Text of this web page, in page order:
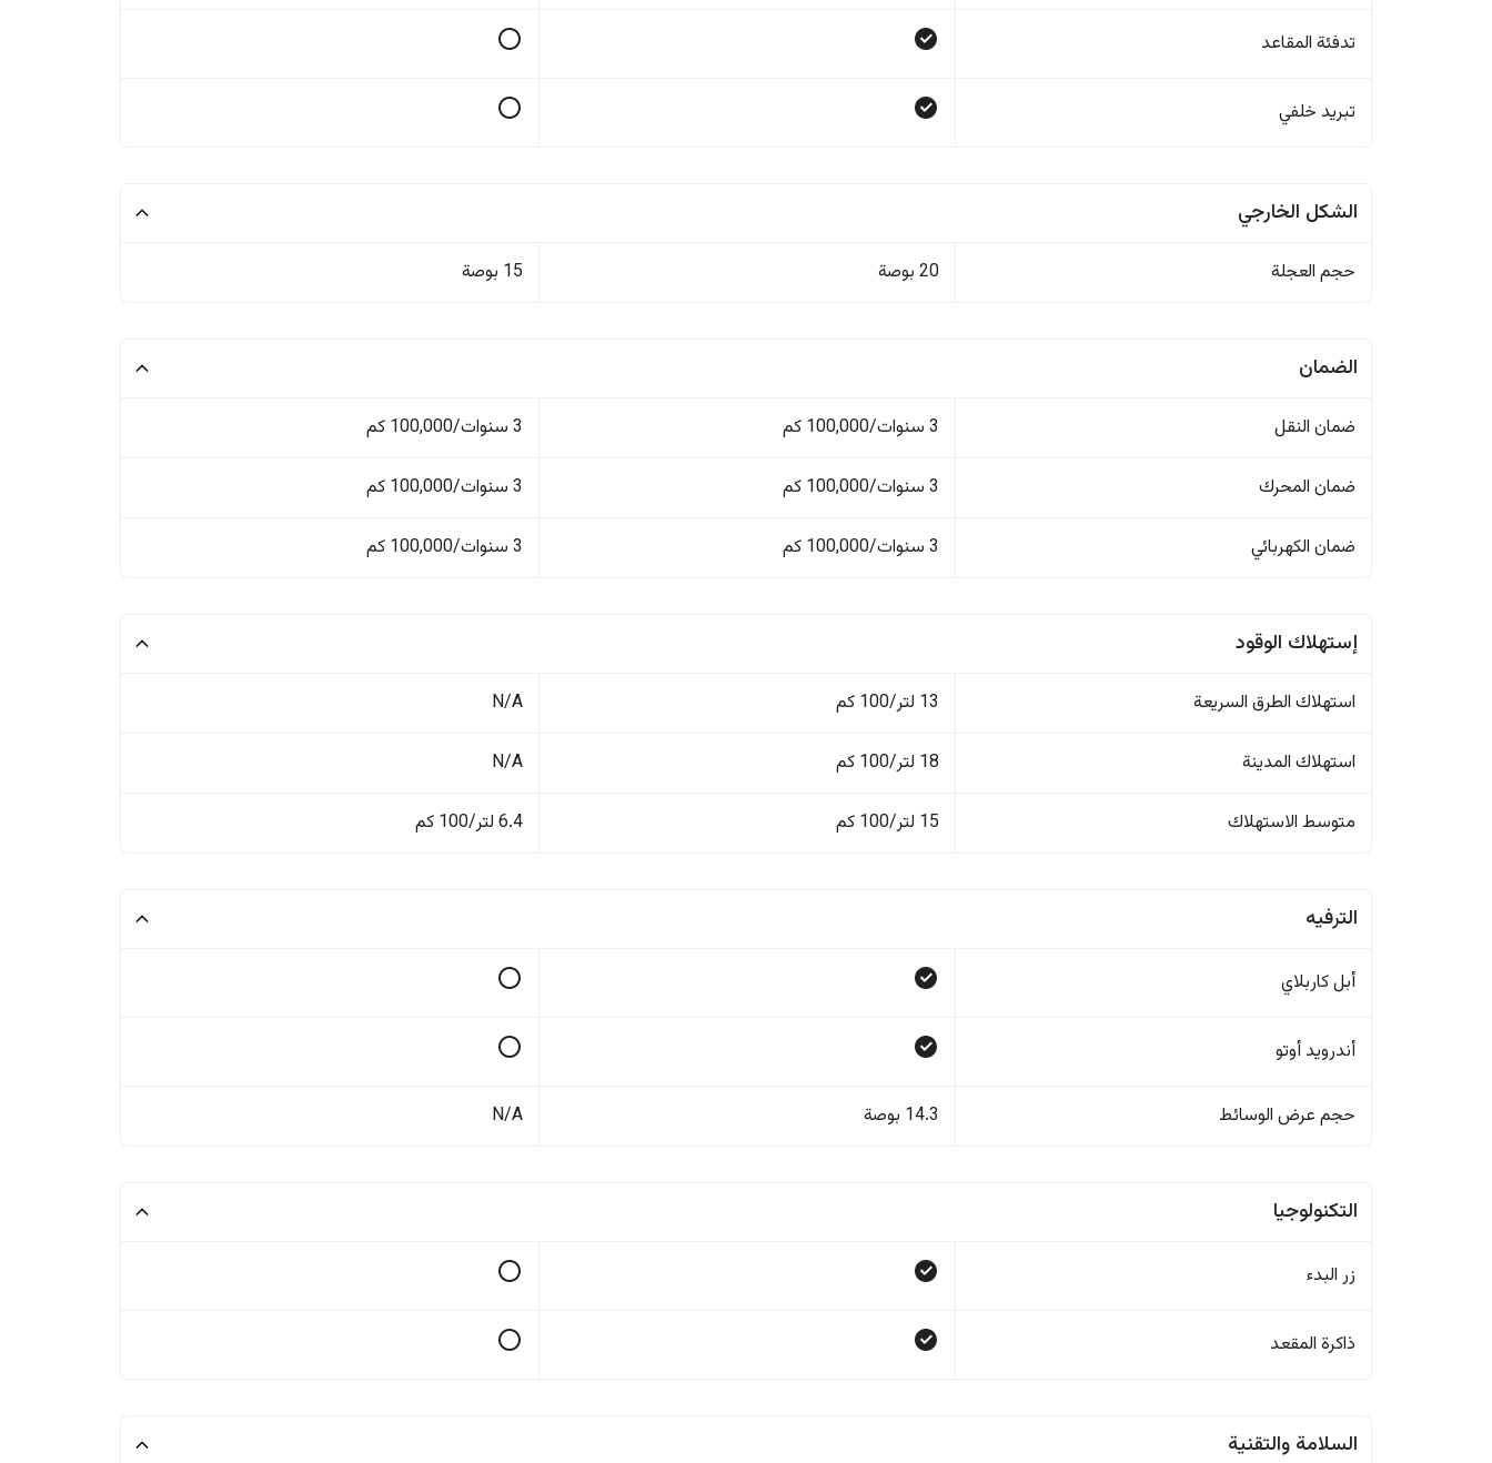
تدفئة المقاعد
تبريد خلفي
الشكل الخارجي
حجم العجلة 20 بوصة 15 بوصة
الضمان
ضمان النقل 3 سنوات/100,000 كم 3 سنوات/100,000 كم
ضمان المحرك 3 سنوات/100,000 كم 3 سنوات/100,000 كم
ضمان الكهربائي 3 سنوات/100,000 كم 3 سنوات/100,000 كم
إستهلاك الوقود
استهلاك الطرق السريعة 13 لتر/100 كم N/A
استهلاك المدينة 18 لتر/100 كم N/A
متوسط الاستهلاك 15 لتر/100 كم 6.4 لتر/100 كم
الترفيه
أبل كاربلاي
أندرويد أوتو
حجم عرض الوسائط 14.3 بوصة N/A
التكنولوجيا
زر البدء
ذاكرة المقعد
السلامة والتقنية